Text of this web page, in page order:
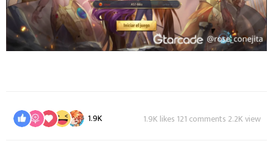
1.9K 1.9K likes 121 comments 2.2K view